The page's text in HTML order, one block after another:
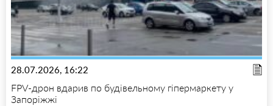
28.07.2026, 16:22
FPV-дрон вдарив по будівельному гіпермаркету у
Запоріжжі